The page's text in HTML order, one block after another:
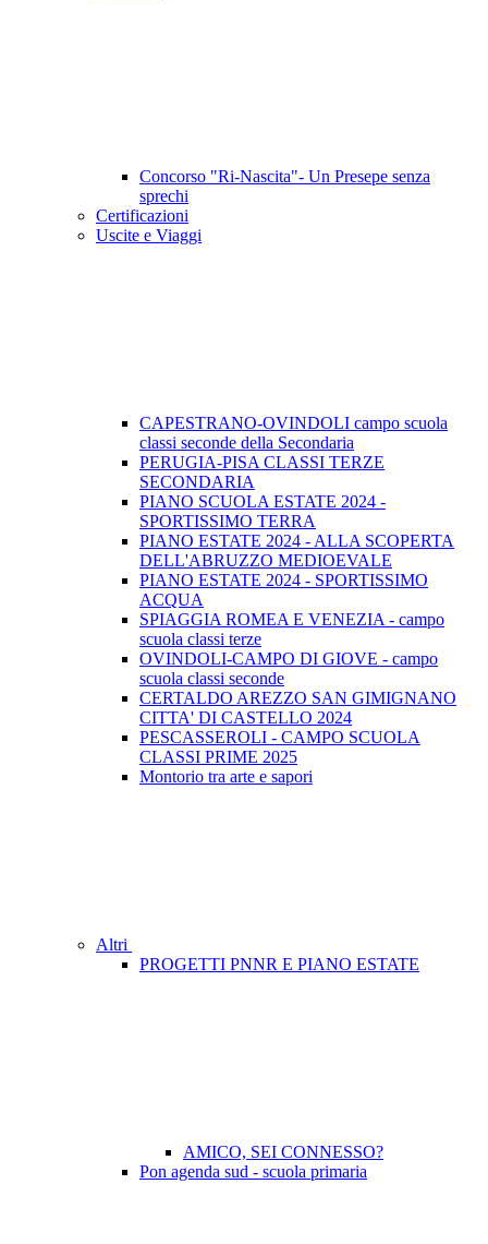
Concorso "Ri-Nascita"- Un Presepe senza
sprechi
Certificazioni
Uscite e Viaggi
CAPESTRANO-OVINDOLI campo scuola
classi seconde della Secondaria
PERUGIA-PISA CLASSI TERZE
SECONDARIA
PIANO SCUOLA ESTATE 2024 -
SPORTISSIMO TERRA
PIANO ESTATE 2024 - ALLA SCOPERTA
DELL'ABRUZZO MEDIOEVALE
PIANO ESTATE 2024 - SPORTISSIMO
ACQUA
SPIAGGIA ROMEA E VENEZIA - campo
scuola classi terze
OVINDOLI-CAMPO DI GIOVE - campo
scuola classi seconde
CERTALDO AREZZO SAN GIMIGNANO
CITTA' DI CASTELLO 2024
PESCASSEROLI - CAMPO SCUOLA
CLASSI PRIME 2025
Montorio tra arte e sapori
Altri
PROGETTI PNNR E PIANO ESTATE
AMICO, SEI CONNESSO?
Pon agenda sud - scuola primaria